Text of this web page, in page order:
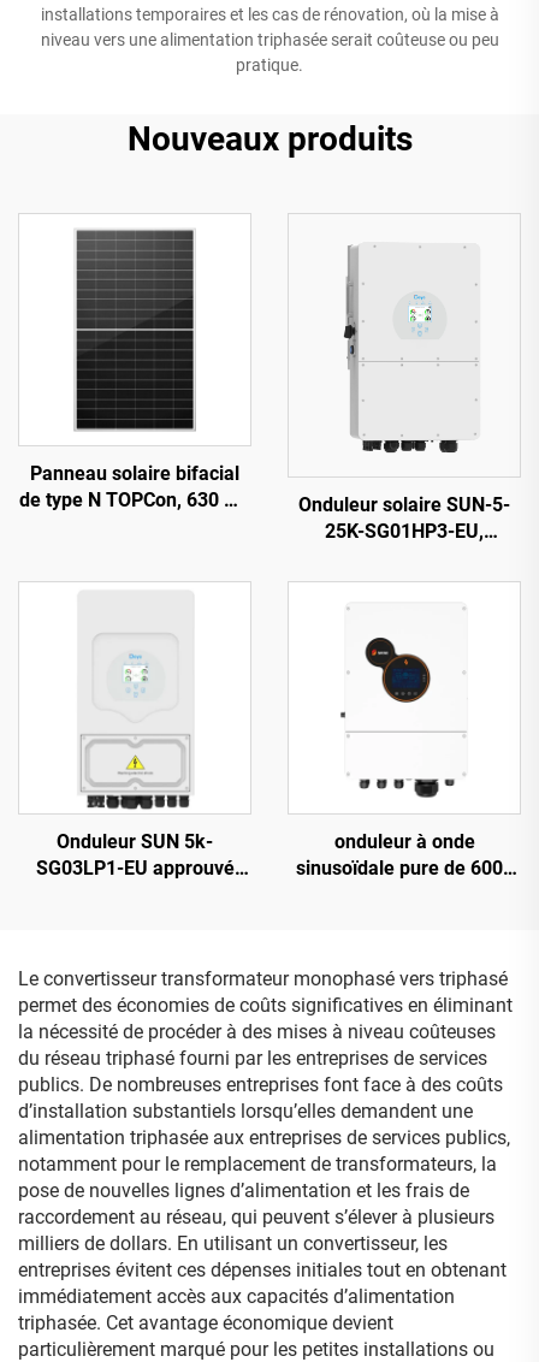
installations temporaires et les cas de rénovation, où la mise à
niveau vers une alimentation triphasée serait coûteuse ou peu
pratique.
Nouveaux produits
Panneau solaire bifacial
de type N TOPCon, 630 W :
intempéries, adapté aux
photovoltaïques
résidentielles et
commerciales
Onduleur solaire SUN-5-
25K-SG01HP3-EU,
maximale 27,5 kW, tension
d’entrée photovoltaïque
1000 V, certifié VDE/CE
Onduleur SUN 5k-
SG03LP1-EU approuvé
onduleur à onde
sinusoïdale pure de 6000
Le convertisseur transformateur monophasé vers triphasé
permet des économies de coûts significatives en éliminant
la nécessité de procéder à des mises à niveau coûteuses
du réseau triphasé fourni par les entreprises de services
publics. De nombreuses entreprises font face à des coûts
d’installation substantiels lorsqu’elles demandent une
alimentation triphasée aux entreprises de services publics,
notamment pour le remplacement de transformateurs, la
pose de nouvelles lignes d’alimentation et les frais de
raccordement au réseau, qui peuvent s’élever à plusieurs
milliers de dollars. En utilisant un convertisseur, les
entreprises évitent ces dépenses initiales tout en obtenant
immédiatement accès aux capacités d’alimentation
triphasée. Cet avantage économique devient
particulièrement marqué pour les petites installations ou